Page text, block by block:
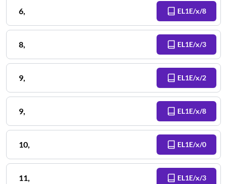
6, EL1E/x/8
8, EL1E/x/3
9, EL1E/x/2
9, EL1E/x/8
10, EL1E/x/0
11, EL1E/x/3